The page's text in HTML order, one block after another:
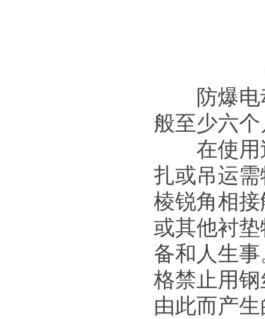
防爆电动
般至少六
在使用过
扎或吊运
棱锐角相
或其他衬
备和人生
格禁止用
由此而产